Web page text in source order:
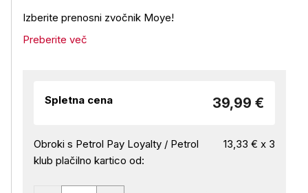
Izberite prenosni zvočnik Moye!
Preberite več
Spletna cena 39,99 €
Obroki s Petrol Pay Loyalty / Petrol
klub plačilno kartico od:
13,33 € x 3